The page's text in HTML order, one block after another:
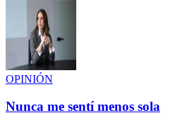
OPINIÓN
Nunca me sentí menos sola